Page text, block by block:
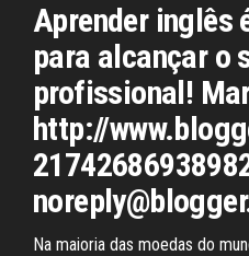
Aprender inglês
para alcançar o
profissional!
http://
Na maioria das moedas do